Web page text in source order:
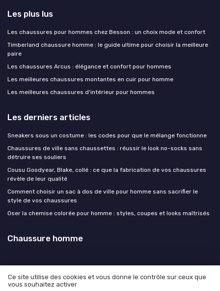
Les plus lus
Les chaussures pour hommes chez Besson : un choix mode et confort
Timberland chaussure homme : le guide ultime pour choisir la meilleure
paire
Les chaussures Arcus : élégance et confort pour hommes
Les meilleures chaussures montantes en cuir pour homme
Les meilleures chaussures d'intérieur pour hommes
Les derniers articles
Sneakers sous un costume : les codes pour que le mélange fonctionne
Chaussures de ville sans chaussettes : réussir le look no-socks sans
détruire ses souliers
Cousu Goodyear, Blake, collé : ce que la fabrication de vos chaussures
révèle de leur qualité
Comment choisir un sac à dos de ville pour homme sans sacrifier le
style de vos chaussures
Oser la chemise colorée pour homme : styles, coupes et looks maîtrisés
Chaussure homme
Mentions légales
Ce site utilise des cookies et vous donne le contrôle sur ceux que
vous souhaitez activer